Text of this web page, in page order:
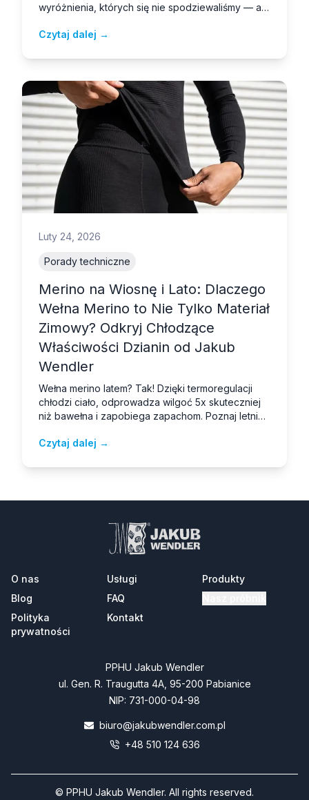
wyróżnienia, których się nie spodziewaliśmy — a
Czytaj dalej →
Luty 24, 2026
Porady techniczne
Merino na Wiosnę i Lato: Dlaczego
Wełna Merino to Nie Tylko Materiał
Zimowy? Odkryj Chłodzące
Właściwości Dzianin od Jakub
Wendler
Wełna merino latem? Tak! Dzięki termoregulacji
chłodzi ciało, odprowadza wilgoć 5x skuteczniej
niż bawełna i zapobiega zapachom. Poznaj letnie
Czytaj dalej →
O nas Usługi
Produkty
Blog
FAQ
Polityka
prywatności
Kontakt
PPHU Jakub Wendler
ul. Gen. R. Traugutta 4A, 95-200 Pabianice
NIP: 731-000-04-98
biuro@jakubwendler.com.pl
+48 510 124 636
© PPHU Jakub Wendler. All rights reserved.